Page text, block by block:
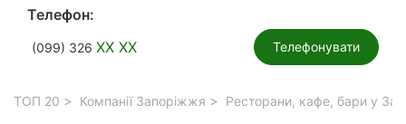
Телефон:
(099) 326 XX XX Телефонувати
ТОП 20 Компанії Запоріжжя Ресторани, кафе, бари у